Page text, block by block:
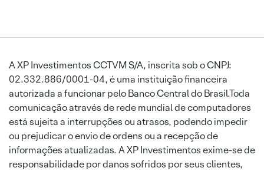
A XP Investimentos CCTVM S/A, inscrita sob o CNPJ:
02.332.886/0001-04, é uma instituição financeira
autorizada a funcionar pelo Banco Central do Brasil.Toda
comunicação através de rede mundial de computadores
está sujeita a interrupções ou atrasos, podendo impedir
ou prejudicar o envio de ordens ou a recepção de
informações atualizadas. A XP Investimentos exime-se de
responsabilidade por danos sofridos por seus clientes,